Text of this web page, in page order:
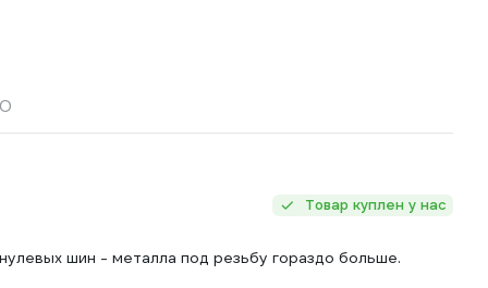
Товар куплен у нас
шин - металла под резьбу гораздо больше.